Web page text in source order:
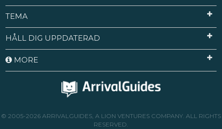
TEMA
HÅLL DIG UPPDATERAD
MORE
© 2005-2026 ARRIVALGUIDES, A LION VENTURES COMPANY. ALL RIGHTS
RESERVED.